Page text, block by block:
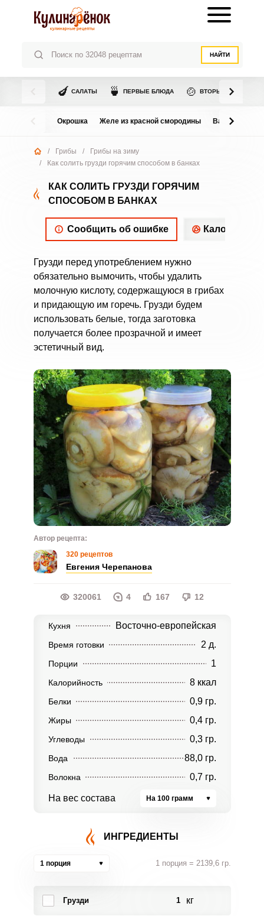
НАЙТИ
🍆 САЛАТЫ 🍵 ПЕРВЫЕ БЛЮДА 🍲 ВТОРЫЕ БЛЮДА
Окрошка Желе из красной смородины Варенье из
/ Грибы /
Грибы на зиму
/
Как солить грузди горячим способом в банках
КАК СОЛИТЬ ГРУЗДИ ГОРЯЧИМ
СПОСОБОМ В БАНКАХ
Сообщить об ошибке
Грузди перед употреблением нужно
обязательно вымочить, чтобы удалить
молочную кислоту, содержащуюся в грибах
и придающую им горечь. Грузди будем
использовать белые, тогда заготовка
получается более прозрачной и имеет
эстетичный вид.
Автор рецепта:
320 рецептов
Евгения Черепанова
320061 4 167 12
Кухня Восточно-европейская
Время готовки 2 д.
Порции 1
Калорийность 8 ккал
Белки 0,9 гр.
Жиры 0,4 гр.
Углеводы 0,3 гр.
Вода 88,0 гр.
Волокна 0,7 гр.
На вес состава На 100 грамм
ИНГРЕДИЕНТЫ
1 порция 1 порция = 2139,6 гр.
Грузди 1 кг